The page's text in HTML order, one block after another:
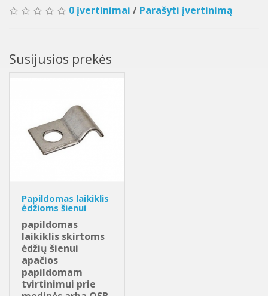
0 įvertinimai / Parašyti įvertinimą
Susijusios prekės
Papildomas laikiklis
ėdžioms šienui
papildomas
laikiklis skirtoms
ėdžių šienui
apačios
papildomam
tvirtinimui prie